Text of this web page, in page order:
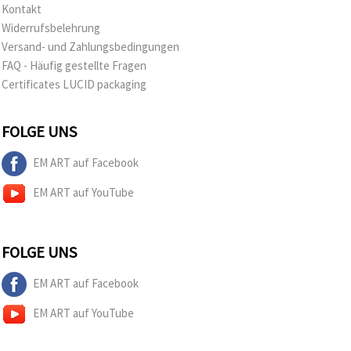
widerrufen.
Weitere
Informationen
finden Sie in
unserer
Cookie-
Richtlinie
sowie in der
Einwilligung
technisch
notwendige
Cookies
gesetzt.
Impressum
in der
Richtlinie
Alle
Kontakt
Widerrufsbelehrung
Versand- und Zahlungsbedingungen
FAQ - Häufig gestellte Fragen
Certificates LUCID packaging
FOLGE UNS
EM ART auf Facebook
EM ART auf YouTube
FOLGE UNS
EM ART auf Facebook
EM ART auf YouTube